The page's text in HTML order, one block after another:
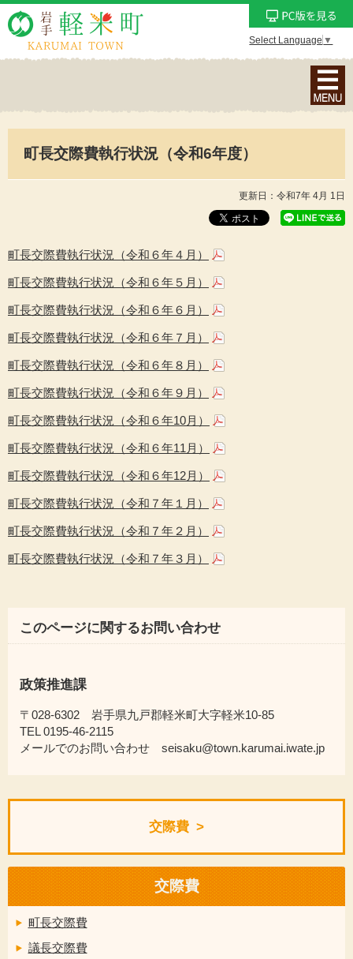
Select Language ▼
ナ
ビ
ン
メ
町長交際費執行状況（令和6年度）
更新日：令和7年 4月 1日
町長交際費執行状況（令和６年４月）
町長交際費執行状況（令和６年５月）
町長交際費執行状況（令和６年６月）
町長交際費執行状況（令和６年７月）
町長交際費執行状況（令和６年８月）
町長交際費執行状況（令和６年９月）
町長交際費執行状況（令和６年10月）
町長交際費執行状況（令和６年11月）
町長交際費執行状況（令和６年12月）
町長交際費執行状況（令和７年１月）
町長交際費執行状況（令和７年２月）
町長交際費執行状況（令和７年３月）
このページに関するお問い合わせ
政策推進課
〒028-6302 岩手県九戸郡軽米町大字軽米10-85
TEL 0195-46-2115
メールでのお問い合わせ seisaku@town.karumai.iwate.jp
交際費
交際費
町長交際費
議長交際費